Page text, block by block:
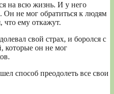
на всю жизнь. И у него
Он не мог обратиться к людям
что ему откажут.
свой страх, и боролся с
которые он не мог
способ преодолеть все свои